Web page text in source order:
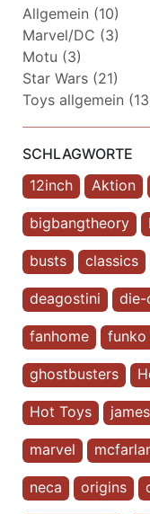
Allgemein (10)
Marvel/DC (3)
Motu (3)
Star Wars (21)
Toys allgemein
SCHLAGWORTE
12inch
Aktion
bigbangtheory
busts classics
deagostini die-
fanhome funko
ghostbusters
Hot Toys
marvel
neca origins